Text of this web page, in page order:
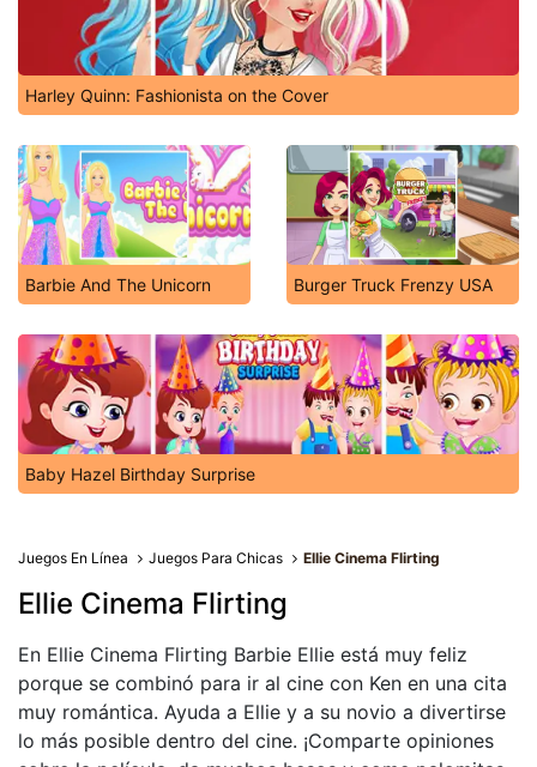
Harley Quinn: Fashionista on the Cover
Barbie And The Unicorn Burger Truck Frenzy USA
Baby Hazel Birthday Surprise
Juegos En Línea Juegos Para Chicas Ellie Cinema Flirting
Ellie Cinema Flirting
En Ellie Cinema Flirting Barbie Ellie está muy feliz
porque se combinó para ir al cine con Ken en una cita
muy romántica. Ayuda a Ellie y a su novio a divertirse
lo más posible dentro del cine. ¡Comparte opiniones